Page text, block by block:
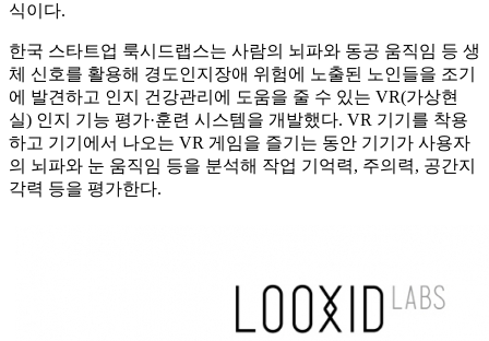
식이다.
한국 스타트업 룩시드랩스는 사람의 뇌파와 동공 움직임 등 생
체 신호를 활용해 경도인지장애 위험에 노출된 노인들을 조기
에 발견하고 인지 건강관리에 도움을 줄 수 있는 VR(가상현
실) 인지 기능 평가·훈련 시스템을 개발했다. VR 기기를 착용
하고 기기에서 나오는 VR 게임을 즐기는 동안 기기가 사용자
의 뇌파와 눈 움직임 등을 분석해 작업 기억력, 주의력, 공간지
각력 등을 평가한다.